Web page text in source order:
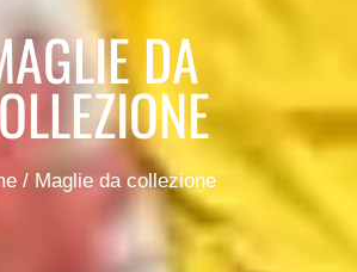
DA
Maglie da collezione